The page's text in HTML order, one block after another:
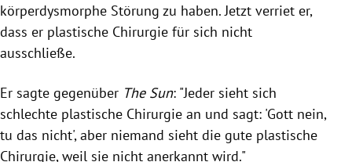
körperdysmorphe Störung zu haben. Jetzt verriet er,
dass er plastische Chirurgie für sich nicht
ausschließe.
Er sagte gegenüber The Sun: "Jeder sieht sich
schlechte plastische Chirurgie an und sagt: 'Gott nein,
tu das nicht', aber niemand sieht die gute plastische
Chirurgie, weil sie nicht anerkannt wird."